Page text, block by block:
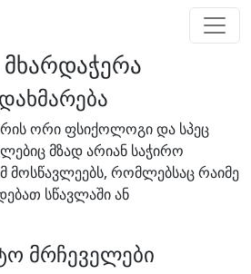
ორი ფსიქოლოგი და სპეც
მზად არიან საჭირო
მოსწავლეებს, რომლებსაც რაიმე
სწავლაში ან
მრჩეველები